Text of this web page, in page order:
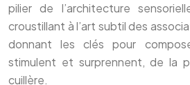
pilier de l’architecture
croustillant à l’art subtil des
donnant les clés pour
stimulent et surprennent, de la
cuillère.